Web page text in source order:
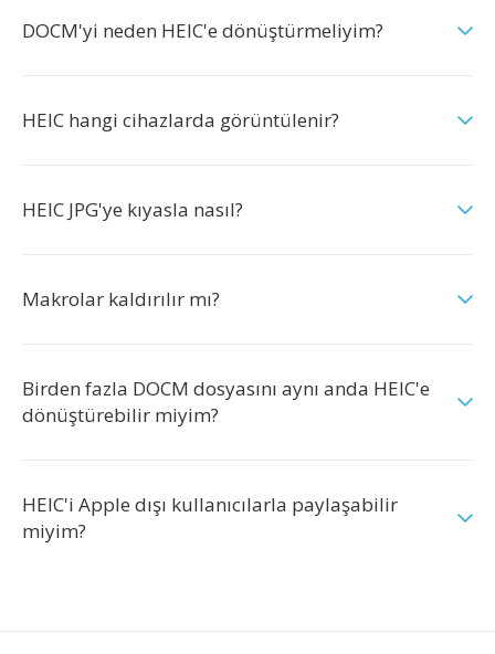
DOCM'yi neden HEIC'e dönüştürmeliyim?
HEIC hangi cihazlarda görüntülenir?
HEIC JPG'ye kıyasla nasıl?
Makrolar kaldırılır mı?
Birden fazla DOCM dosyasını aynı anda HEIC'e
dönüştürebilir miyim?
HEIC'i Apple dışı kullanıcılarla paylaşabilir
miyim?